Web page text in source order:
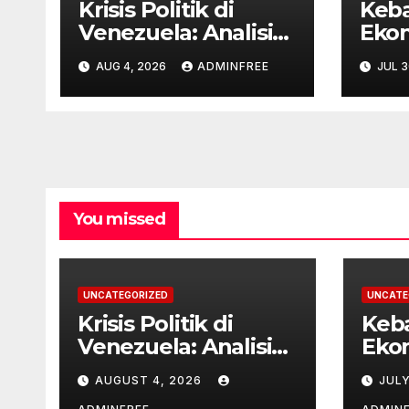
Krisis Politik di
Venezuela: Analisis
Terkini
AUG 4, 2026 ADMINFREE
diJUL
You missed
UNCATEGORIZED
Krisis Politik di
Venezuela: Analisis
Terkini
AUGUST 4, 2026